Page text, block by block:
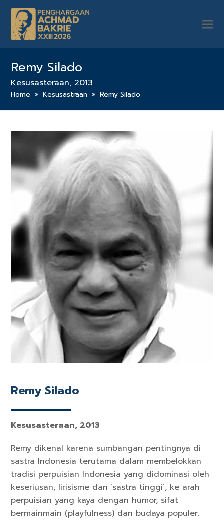
Remy Silado
Kesusasteraan, 2013
Home » Kesusastraan » Remy Silado
Remy Silado
Kesusasteraan, 2013
Remy dikenal karena sumbangan pentingnya di
sastra Indonesia terutama dalam membelokkan
tradisi perpuisian Indonesia yang didominasi oleh
keseriusan, lirisisme dan ‘sastra tinggi’, ke arah
perpuisian yang kaya dengan humor, sifat
bermainmain (playfulness) dan budaya populer.